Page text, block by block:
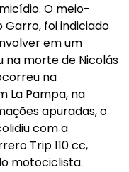
O meio-
Garro, foi indiciado
em um
na morte de Nicolás
na
La Pampa, na
apuradas, o
com a
Trip 110 cc,
motociclista.